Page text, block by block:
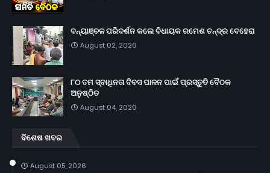
ବନ୍ୟାଞ୍ଚଳ ପରିଦର୍ଶନ କଲେ ବିଧାୟକ ରମେଶ ଚନ୍ଦ୍ର ବେହେରା
August 02, 2026
୮୦ ତମ ସ୍ବାଧିନତା ଦିବସ ପାଳନ ପାଇଁ ପ୍ରସ୍ତୁତି ବୈଠକ
ଅନୁଷ୍ଠିତ
August 04, 2026
ବିଶେଷ ଖବର
August 05, 2026